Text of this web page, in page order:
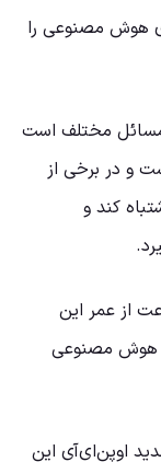
هوش مصنوعی را
مختلف است
و در برخی از
کند و
از عمر این
هوش مصنوعی
اوپن‌ای‌آی این